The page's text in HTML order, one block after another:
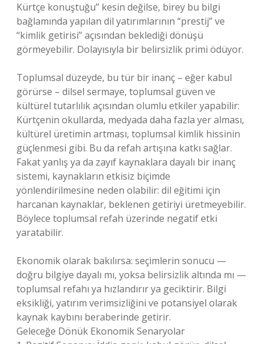
Kürtçe konuştuğu” kesin değilse, birey bu bilgi
bağlamında yapılan dil yatırımlarının “prestij” ve
“kimlik getirisi” açısından beklediği dönüşü
görmeyebilir. Dolayısıyla bir belirsizlik primi ödüyor.
Toplumsal düzeyde, bu tür bir inanç – eğer kabul
görürse – dilsel sermaye, toplumsal güven ve
kültürel tutarlılık açısından olumlu etkiler yapabilir:
Kürtçenin okullarda, medyada daha fazla yer alması,
kültürel üretimin artması, toplumsal kimlik hissinin
güçlenmesi gibi. Bu da refah artışına katkı sağlar.
Fakat yanlış ya da zayıf kaynaklara dayalı bir inanç
sistemi, kaynakların etkisiz biçimde
yönlendirilmesine neden olabilir: dil eğitimi için
harcanan kaynaklar, beklenen getiriyi üretmeyebilir.
Böylece toplumsal refah üzerinde negatif etki
yaratabilir.
Ekonomik olarak bakılırsa: seçimlerin sonucu —
doğru bilgiye dayalı mı, yoksa belirsizlik altında mı —
toplumsal refahı ya hızlandırır ya geciktirir. Bilgi
eksikliği, yatırım verimsizliğini ve potansiyel olarak
kaynak kaybını beraberinde getirir.
Geleceğe Dönük Ekonomik Senaryolar